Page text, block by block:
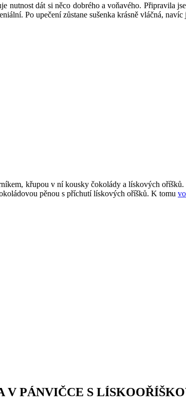
nutnost dát si něco dobrého a voňavého. Připravila
Po upečení zůstane sušenka krásně vláčná,
křupou v ní kousky čokolády a lískových
pěnou s příchutí lískových oříšků. K tomu
V PÁNVIČCE S